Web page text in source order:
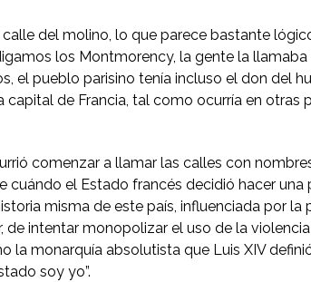
del molino, lo que parece bastante
los Montmorency, la gente la llamaba
el pueblo parisino tenía incluso el don del
de Francia, tal como ocurría en otras
comenzar a llamar las calles con
el Estado francés decidió hacer una
misma de este país, influenciada por la
intentar monopolizar el uso de la
la monarquía absolutista que Luis XIV
soy yo”.